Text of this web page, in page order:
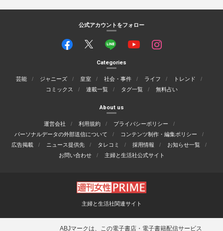
公式アカウントをフォロー
Categories
芸能 ジャニーズ 皇室 社会・事件 ライフ
トレンド
コミックス
連載一覧 タグ一覧 無料占い
About us
運営会社 利用規約
プライバシーポリシー
パーソナルデータの外部送信について
コンテンツ制作・編集ポリシー
広告掲載
ニュース提供先 タレコミ 採用情報
お知らせ一覧
お問い合わせ
主婦と生活社公式サイト
主婦と生活社関連サイト
ABJマークは、この電子書店・電子書籍配信サービス